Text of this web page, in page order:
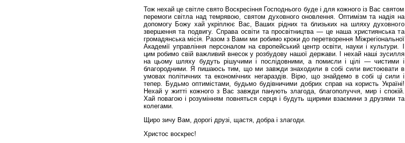
Тож нехай це світле свято Воскресіння Господнього буде і для кожного із Вас святом
перемоги світла над темрявою, святом духовного оновлення. Оптимізм та надія на
допомогу Божу хай укріплює Вас, Ваших рідних та близьких на шляху духовного
звершення та подвигу. Справа освіти та просвітництва — це наша християнська та
громадянська місія. Разом з Вами ми робимо кроки до перетворення Міжрегіональної
Академії управління персоналом на європейський центр освіти, науки і культури. І
цим робимо свій важливий внесок у розбудову нашої держави. І нехай наші зусилля
на цьому шляху будуть рішучими і послідовними, а помисли і цілі — чистими і
благородними. Я пишаюсь тим, що ми завжди знаходили в собі сили вистоювати в
умовах політичних та економічних негараздів. Вірю, що знайдемо в собі ці сили і
тепер. Будьмо оптимістами, будьмо будівничими добрих справ на користь Україні!
Нехай у житті кожного з Вас завжди панують злагода, благополуччя, мир і спокій.
Хай повагою і розумінням повняться серця і будуть щирими взаємини з друзями та
колегами.
Щиро зичу Вам, дорогі друзі, щастя, добра і злагоди.
Христос воскрес!